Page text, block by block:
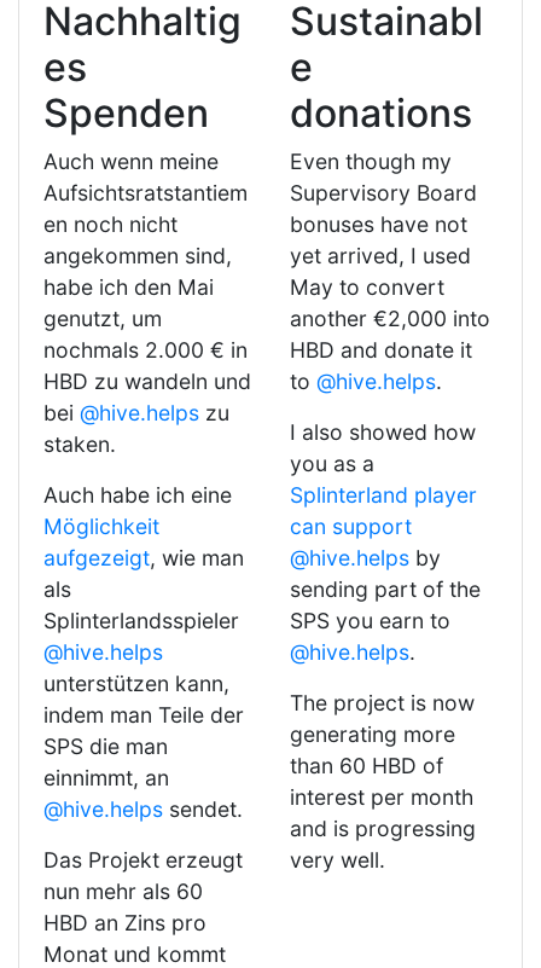
Nachhaltig
es
Spenden
Auch wenn meine
Aufsichtsratstantiem
en noch nicht
angekommen sind,
habe ich den Mai
genutzt, um
nochmals 2.000 € in
HBD zu wandeln und
bei @hive.helps zu
staken.
Auch habe ich eine
Möglichkeit
aufgezeigt, wie man
als
Splinterlandsspieler
@hive.helps
unterstützen kann,
indem man Teile der
SPS die man
einnimmt, an
@hive.helps sendet.
Das Projekt erzeugt
nun mehr als 60
HBD an Zins pro
Monat und kommt
Sustainabl
e
donations
Even though my
Supervisory Board
bonuses have not
yet arrived, I used
May to convert
another €2,000 into
HBD and donate it
to @hive.helps.
I also showed how
you as a
Splinterland player
can support
@hive.helps by
sending part of the
SPS you earn to
@hive.helps.
The project is now
generating more
than 60 HBD of
interest per month
and is progressing
very well.